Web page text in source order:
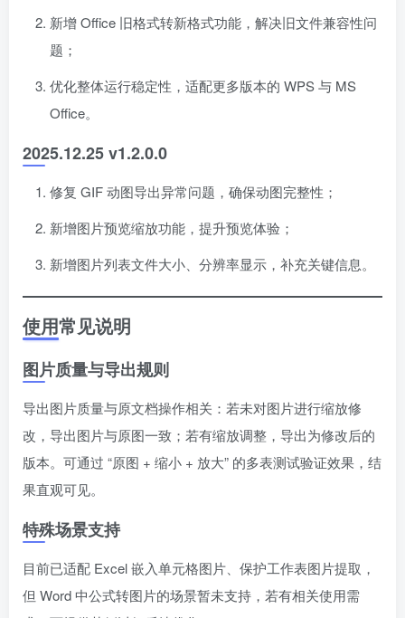
新增 Office 旧格式转新格式功能，解决旧文件兼容性问
题；
优化整体运行稳定性，适配更多版本的 WPS 与 MS
Office。
2025.12.25 v1.2.0.0
修复 GIF 动图导出异常问题，确保动图完整性；
新增图片预览缩放功能，提升预览体验；
新增图片列表文件大小、分辨率显示，补充关键信息。
使用常见说明
图片质量与导出规则
导出图片质量与原文档操作相关：若未对图片进行缩放修
改，导出图片与原图一致；若有缩放调整，导出为修改后的
版本。可通过 “原图 + 缩小 + 放大” 的多表测试验证效果，结
果直观可见。
特殊场景支持
目前已适配 Excel 嵌入单元格图片、保护工作表图片提取，
但 Word 中公式转图片的场景暂未支持，若有相关使用需